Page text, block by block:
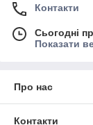
Контакти
Сьогодні
Показати
Про нас
Контакти